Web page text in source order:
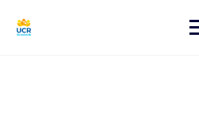
contenido